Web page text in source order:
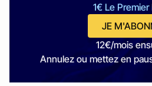
1€ Le Premier
JE
12€/mois
Annulez ou mettez en